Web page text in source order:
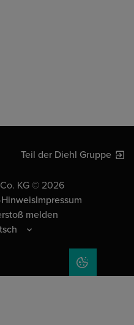
Teil der Diehl Gruppe
KG © 2026
Impressum
melden
COOKIE-